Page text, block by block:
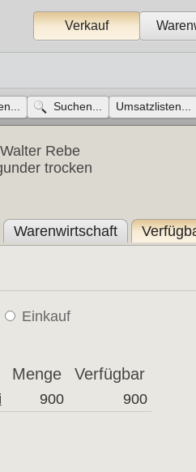
Verkauf
Suchen... Umsatzlisten...
Rebe
trocken
Warenwirtschaft
Einkauf
Menge Verfügbar
900 900